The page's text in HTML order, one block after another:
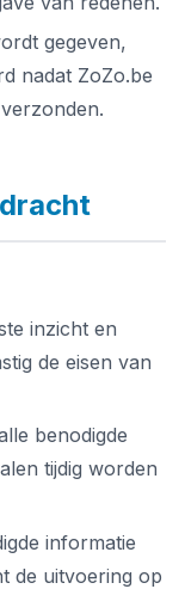
gegeven,
nadat ZoZo.be
inzicht en
de eisen van
benodigde
tijdig worden
informatie
de uitvoering op